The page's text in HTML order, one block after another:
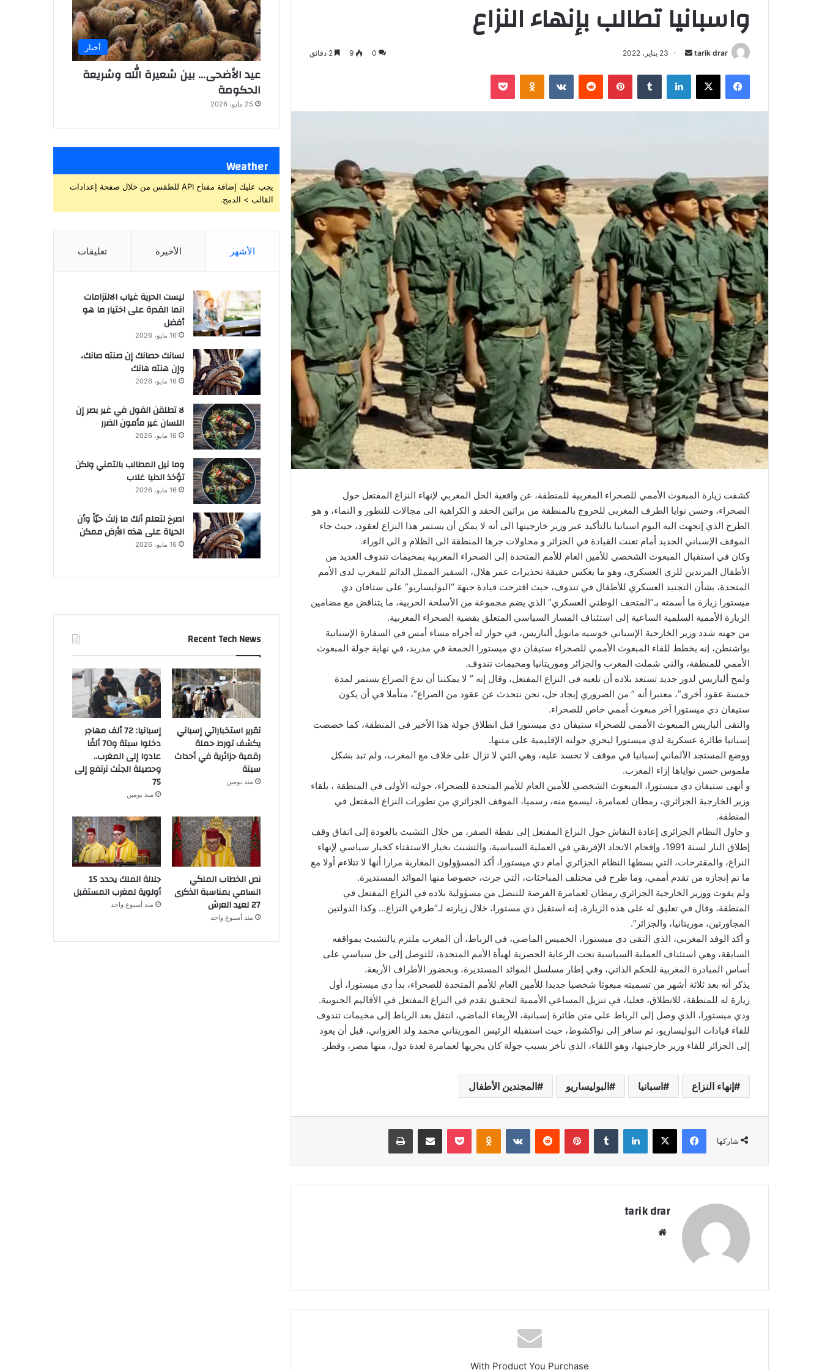
واسبانيا تطالب بإنهاء النزاع
tarik drar
س
ل
ب
ا
إ
ل
ك
ت
ر
ن
ي
ا
23 يناير، 2022 0
9
فيسبوك لينكدإن بينتيريست
كشفت زيارة المبعوث الأممي للصحراء المغربية للمنطقة، عن واقعية الحل المغربي لإنهاء النزاع المفتعل حول
الصحراء، وحسن نوايا الطرف المغربي للخروج بالمنطقة من براثين الحقد و الكراهية الى مجالات للتطور و النماء، و هو
الطرح الذي إتجهت اليه اليوم اسبانيا بالتأكيد عبر وزير خارجيتها الى أنه لا يمكن أن يستمر هذا النزاع لعقود، حيث جاء
الموقف الإسباني الجديد أمام تعنت القيادة في الجزائر و محاولات جرها المنطقة الى الظلام و الى الوراء.
وكان في استقبال المبعوث الشخصي للأمين العام للأمم المتحدة إلى الصحراء المغربية بمخيمات تندوف العديد من
الأطفال المرتدين للزي العسكري، وهو ما يعكس حقيقة تحذيرات عمر هلال، السفير الممثل الدائم للمغرب لدى الأمم
المتحدة، بشأن التجنيد العسكري للأطفال في تندوف، حيث اقترحت قيادة جبهة “البوليساريو” على ستافان دي
ميستورا زيارة ما أسمته بـ”المتحف الوطني العسكري” الذي يضم مجموعة من الأسلحة الحربية، ما يتناقض مع مضامين
الزيارة الأممية السلمية الساعية إلى استئناف المسار السياسي المتعلق بقضية الصحراء المغربية.
من جهته شدد وزير الخارجية الإسباني خوسيه مانويل ألباريس، في حوار له أجراه مساء أمس في السفارة الإسبانية
بواشنطن، إنه يخطط للقاء المبعوث الأممي للصحراء ستيفان دي ميستورا الجمعة في مدريد، في نهاية جولة المبعوث
الأممي للمنطقة، والتي شملت المغرب والجزائر وموريتانيا ومخيمات تندوف.
ولمح ألباريس لدور جديد تستعد بلاده أن تلعبه في النزاع المفتعل، وقال إنه ” لا يمكننا أن ندع الصراع يستمر لمدة
خمسة عقود أخرى”، معتبرا أنه ” من الضروري إيجاد حل، نحن نتحدث عن عقود من الصراع”، متأملا في أن يكون
ستيفان دي ميستورا آخر مبعوث أممي خاص للصحراء.
والتقى ألباريس المبعوث الأممي للصحراء ستيفان دي ميستورا قبل انطلاق جولة هذا الأخير في المنطقة، كما خصصت
إسبانيا طائرة عسكرية لدي ميستورا ليجري جولته الإقليمية على متنها.
ووضع المستجد الألماني إسبانيا في موقف لا تحسد عليه، وهي التي لا تزال على خلاف مع المغرب، ولم تبد بشكل
ملموس حسن نواياها إزاء المغرب.
و أنهى ستيفان دي ميستورا، المبعوث الشخصي للأمين العام للأمم المتحدة للصحراء، جولته الأولى في المنطقة ، بلقاء
وزير الخارجية الجزائري، رمطان لعمامرة، ليسمع منه، رسميا، الموقف الجزائري من تطورات النزاع المفتعل في
المنطقة.
و حاول النظام الجزائري إعادة النقاش حول النزاع المفتعل إلى نقطة الصفر، من خلال التشبث بالعودة إلى اتفاق وقف
إطلاق النار لسنة 1991، وإقحام الاتحاد الإفريقي في العملية السياسية، والتشبث بخيار الاستفتاء كخيار سياسي لإنهاء
النراع، والمقترحات، التي بسطها النظام الجزائري أمام دي ميستورا، أكد المسؤولون المغاربة مرارا أنها لا تتلاءم أولا مع
ما تم إنجازه من تقدم أممي، وما طرح في مختلف المباحثات، التي جرت، خصوصا منها الموائد المستديرة.
ولم يفوت ووزير الخارجية الجزائري رمطان لعمامرة الفرصة للتنصل من مسؤولية بلاده في النزاع المفتعل في
المنطقة، وقال في تعليق له على هذه الزيارة، إنه استقبل دي مستورا، خلال زيارته لـ”طرفي النزاع… وكذا الدولتين
المجاورتين، موريتانيا، والجزائر”.
و أكد الوفد المغربي، الذي التقى دي ميستورا، الخميس الماضي، في الرباط، أن المغرب ملتزم يالتشبث بمواقفه
السابقة، وهي استئناف العملية السياسية تحت الرعاية الحصرية لهيأة الأمم المتحدة، للتوصل إلى حل سياسي على
أساس المبادرة المغربية للحكم الذاتي، وفي إطار مسلسل الموائد المستديرة، وبحضور الأطراف الأربعة.
يذكر أنه بعد ثلاثة أشهر من تسميته مبعوثا شخصيا جديدا للأمين العام للأمم المتحدة للصحراء، بدأ دي ميستورا، أول
زيارة له للمنطقة، للانطلاق، فعليا، في تنزيل المساعي الأممية لتحقيق تقدم في النزاع المفتعل في الأقاليم الجنوبية.
ودي ميستورا، الذي وصل إلى الرباط على متن طائرة إسبانية، الأربعاء الماضي، انتقل بعد الرباط إلى مخيمات تندوف
للقاء قيادات البوليساريو، ثم سافر إلى نواكشوط، حيث استقبله الرئيس الموريتاني محمد ولد الغزواني، قبل أن يعود
إلى الجزائر للقاء وزير خارجيتها، وهو اللقاء، الذي تأخر بسبب جولة كان يجريها لعمامرة لعدة دول، منها مصر، وقطر.
إنهاء النزاع اسبانيا البوليساريو المجندين الأطفال
شاركها
فيسبوك لينكدإن بينتيريست
tarik drar
With Product You Purchase
أخبار
عيد الأضحى… بين شعيرة الله وشريعة
الحكومة
25 مايو، 2026
Weather
يجب عليك إضافة مفتاح API للطقس من خلال صفحة إعدادات
القالب > الدمج.
الأشهر الأخيرة تعليقات
ليست الحرية غياب الالتزامات
انما القدرة على اختيار ما هو
أفضل
16 مايو، 2026
لسانك حصانك إن صنته صانك،
وإن هنته هانك
16 مايو، 2026
لا تطلقن القول في غير بصر إن
اللسان غير مأمون الضرر
16 مايو، 2026
وما نيل المطالب بالتمني ولكن
تؤخذ الدنيا غلاب
16 مايو، 2026
‫اصرخ لتعلم أنك ما زلتَ حيّاً وأن
الحياة على هذه الأرض ممكن
16 مايو، 2026
Recent Tech News
تقرير استخباراتي إسباني
يكشف تورط حملة
رقمية جزائرية في أحداث
سبتة
منذ يومين
إسبانيا: 72 ألف مهاجر
دخلوا سبتة و70 ألفًا
عادوا إلى المغرب..
وحصيلة الجثث ترتفع إلى
75
منذ يومين
نص الخطاب الملكي
السامي بمناسبة الذكرى
27 لعيد العرش
منذ أسبوع واحد
جلالة الملك يحدد 15
أولوية لمغرب المستقبل
منذ أسبوع واحد